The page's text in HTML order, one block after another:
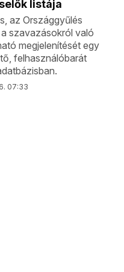
listája
az Országgyűlés
szavazásokról való
megjelenítését egy
felhasználóbarát
07:33